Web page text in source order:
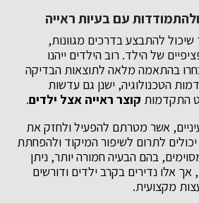
ולהתמודדות עם בעיות ראייה
שיכול להתבצע בדרכים מגוונות,
של הילד. רוב הילדים ייהנו
בהתאמה מלאה לתוצאות הבדיקה
הטכנולוגיה, ישנן גם עדשות
התקדמות קוצר ראייה אצל ילדים.
אשר מטרתם להפעיל ולחזק את
יכולים לתרום לשיפור המיקוד ולהפחתת
בהם הבעיה חמורה יותר, ניתן
אך אלו נדירים בקרב ילדים ודורשים
מקצועית.